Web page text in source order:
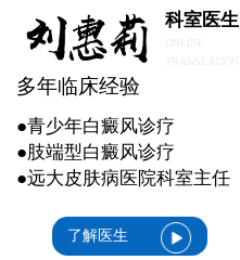
科室医生
多年临床经验
●青少年白癜风诊疗
●肢端型白癜风诊疗
●远大皮肤病医院科室主任
了解医生